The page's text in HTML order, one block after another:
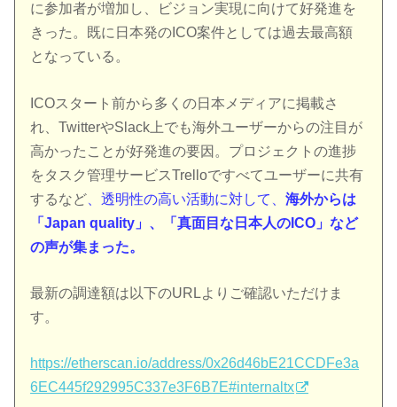
に参加者が増加し、ビジョン実現に向けて好発進を
きった。既に日本発のICO案件としては過去最高額
となっている。
ICOスタート前から多くの日本メディアに掲載さ
れ、TwitterやSlack上でも海外ユーザーからの注目が
高かったことが好発進の要因。プロジェクトの進捗
をタスク管理サービスTrelloですべてユーザーに共有
するなど 、透明性の高い活動に対して、海外からは
「Japan quality」、「真面目な日本人のICO」など
の声が集まった。
最新の調達額は以下のURLよりご確認いただけま
す。
https://etherscan.io/address/0x26d46bE21CCDFe3a
6EC445f292995C337e3F6B7E#internaltx